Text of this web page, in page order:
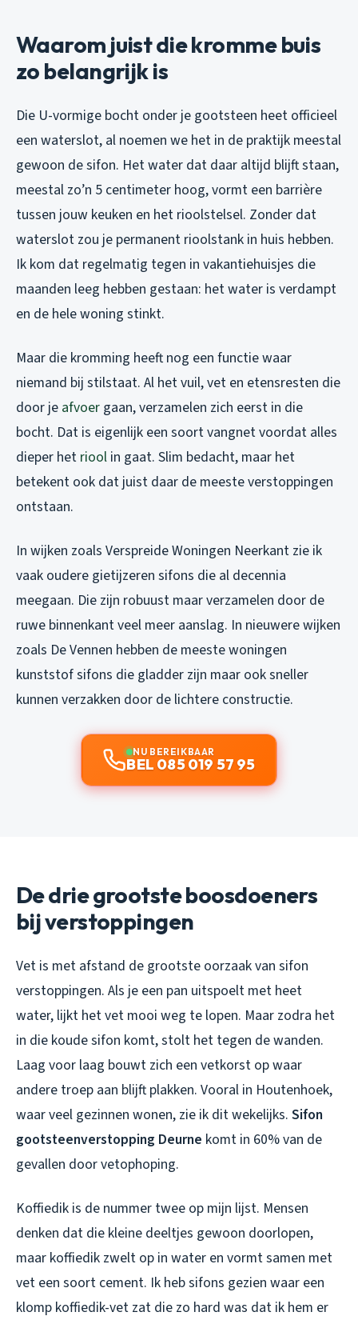
Waarom juist die kromme buis
zo belangrijk is
Die U-vormige bocht onder je gootsteen heet officieel
een waterslot, al noemen we het in de praktijk meestal
gewoon de sifon. Het water dat daar altijd blijft staan,
meestal zo’n 5 centimeter hoog, vormt een barrière
tussen jouw keuken en het rioolstelsel. Zonder dat
waterslot zou je permanent rioolstank in huis hebben.
Ik kom dat regelmatig tegen in vakantiehuisjes die
maanden leeg hebben gestaan: het water is verdampt
en de hele woning stinkt.
Maar die kromming heeft nog een functie waar
niemand bij stilstaat. Al het vuil, vet en etensresten die
door je afvoer gaan, verzamelen zich eerst in die
bocht. Dat is eigenlijk een soort vangnet voordat alles
dieper het riool in gaat. Slim bedacht, maar het
betekent ook dat juist daar de meeste verstoppingen
ontstaan.
In wijken zoals Verspreide Woningen Neerkant zie ik
vaak oudere gietijzeren sifons die al decennia
meegaan. Die zijn robuust maar verzamelen door de
ruwe binnenkant veel meer aanslag. In nieuwere wijken
zoals De Vennen hebben de meeste woningen
kunststof sifons die gladder zijn maar ook sneller
kunnen verzakken door de lichtere constructie.
NU BEREIKBAAR
BEL 085 019 57 95
De drie grootste boosdoeners
bij verstoppingen
Vet is met afstand de grootste oorzaak van sifon
verstoppingen. Als je een pan uitspoelt met heet
water, lijkt het vet mooi weg te lopen. Maar zodra het
in die koude sifon komt, stolt het tegen de wanden.
Laag voor laag bouwt zich een vetkorst op waar
andere troep aan blijft plakken. Vooral in Houtenhoek,
waar veel gezinnen wonen, zie ik dit wekelijks. Sifon
gootsteenverstopping Deurne komt in 60% van de
gevallen door vetophoping.
Koffiedik is de nummer twee op mijn lijst. Mensen
denken dat die kleine deeltjes gewoon doorlopen,
maar koffiedik zwelt op in water en vormt samen met
vet een soort cement. Ik heb sifons gezien waar een
klomp koffiedik-vet zat die zo hard was dat ik hem er